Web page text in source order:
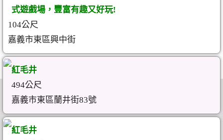
式遊戲場，豐富有趣又好玩!
104公尺
嘉義市東區興中街
紅毛井
494公尺
嘉義市東區蘭井街83號
紅毛井